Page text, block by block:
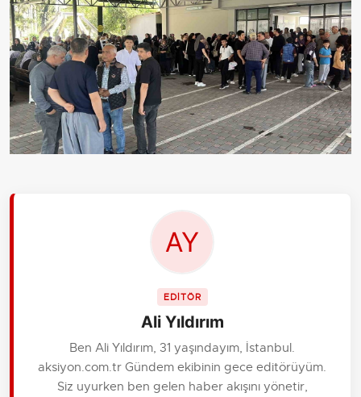
EDİTÖR
Ali Yıldırım
Ben Ali Yıldırım, 31 yaşındayım, İstanbul.
aksiyon.com.tr Gündem ekibinin gece editörüyüm.
Siz uyurken ben gelen haber akışını yönetir,